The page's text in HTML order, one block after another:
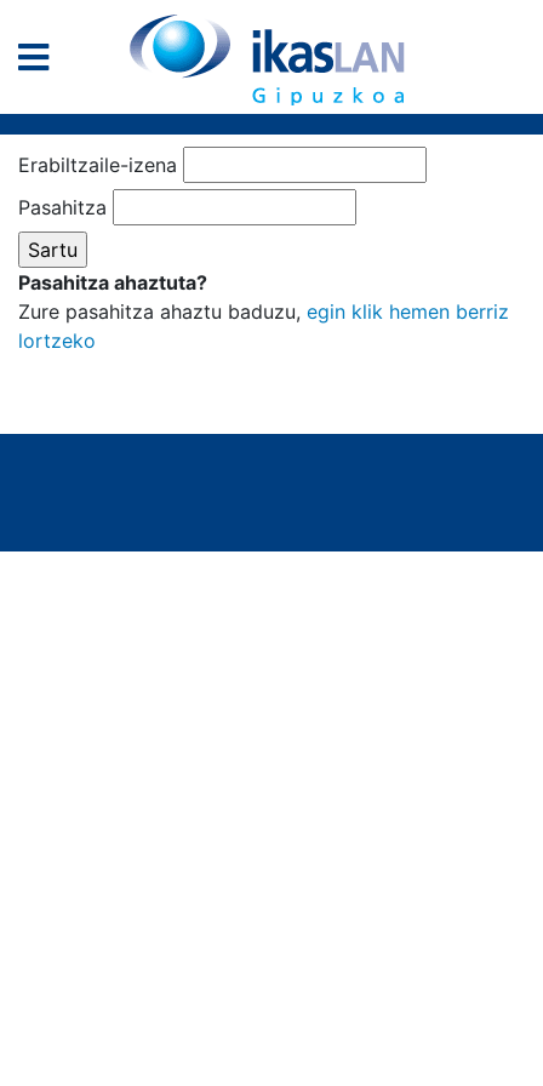
Erabiltzaile-izena
Pasahitza
Pasahitza ahaztuta?
Zure pasahitza ahaztu baduzu, egin klik hemen berriz
lortzeko